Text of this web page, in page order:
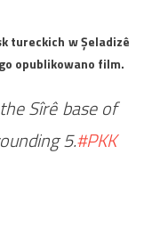
tureckich w Şeladizê
opublikowano film.
Sîrê base of
5.#PKK